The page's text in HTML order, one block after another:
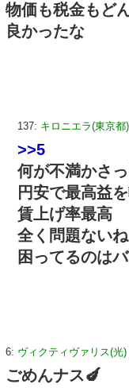
物価も税金もど
良かったな
137: キロニエラ(東京都
>>5
何が不満かさ
円安で最高益
賃上げ率最高
全く問題ないね
困ってるのは
6: ヴィクティヴァリス(光)
ごめんナス🍆